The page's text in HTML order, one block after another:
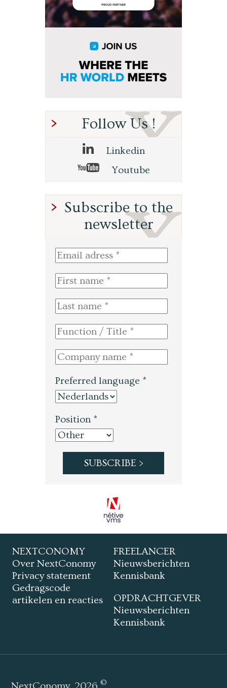
Follow Us !
Linkedin
Youtube
Subscribe to the
newsletter
Preferred language *
Position *
NEXTCONOMY
Over NextConomy
Privacy statement
Gedragscode
artikelen en reacties
FREELANCER
Nieuwsberichten
Kennisbank
OPDRACHTGEVER
Nieuwsberichten
Kennisbank
NextConomy 2026©